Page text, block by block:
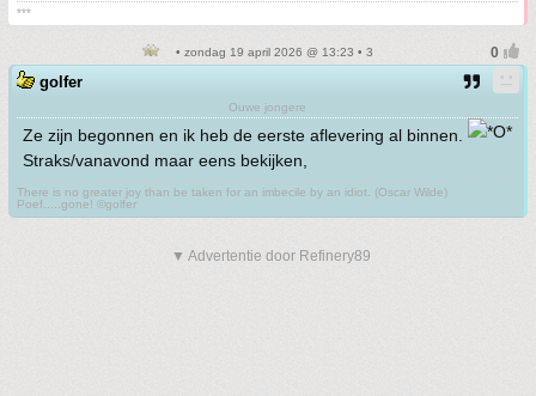
***
• zondag 19 april 2026 @ 13:23 • 3
golfer
Ouwe jongere
Ze zijn begonnen en ik heb de eerste aflevering al binnen.
Straks/vanavond maar eens bekijken,
There is no greater joy than be taken for an imbecile by an idiot. (Oscar Wilde)
Poef.....gone! ©golfer
▼ Advertentie door Refinery89